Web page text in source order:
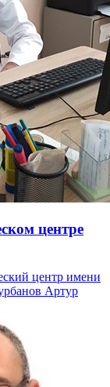
центре
центр имени
Артур